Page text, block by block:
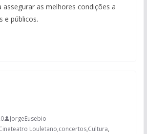
as melhores condições a
e públicos.
JorgeEusebio
Louletano,concertos,Cultura,